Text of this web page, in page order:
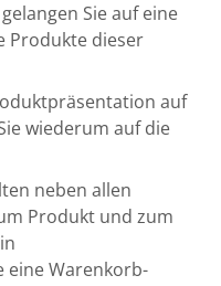
Sie auf eine
Produkte dieser
auf
wiederum auf die
neben allen
Produkt und zum
eine Warenkorb-